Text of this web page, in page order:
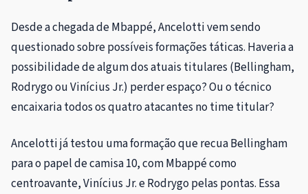
Desde a chegada de Mbappé, Ancelotti vem sendo
questionado sobre possíveis formações táticas. Haveria a
possibilidade de algum dos atuais titulares (Bellingham,
Rodrygo ou Vinícius Jr.) perder espaço? Ou o técnico
encaixaria todos os quatro atacantes no time titular?
Ancelotti já testou uma formação que recua Bellingham
para o papel de camisa 10, com Mbappé como
centroavante, Vinícius Jr. e Rodrygo pelas pontas. Essa